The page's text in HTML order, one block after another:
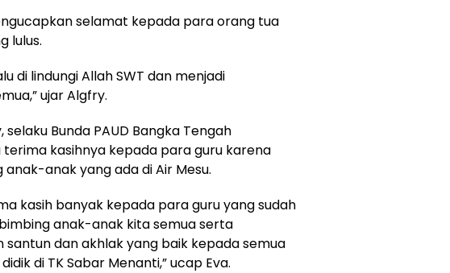
selamat kepada para orang tua
lulus.
di lindungi Allah SWT dan menjadi
ujar Algfry.
selaku Bunda PAUD Bangka Tengah
kasihnya kepada para guru karena
anak yang ada di Air Mesu.
kasih banyak kepada para guru yang sudah
anak-anak kita semua serta
santun dan akhlak yang baik kepada semua
di TK Sabar Menanti,” ucap Eva.